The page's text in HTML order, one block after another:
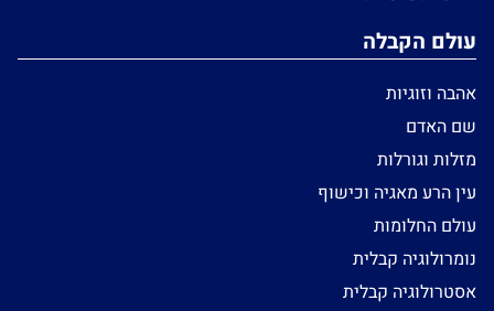
עולם הקבלה
אהבה וזוגיות
שם האדם
מזלות וגורלות
עין הרע מאגיה וכישוף
עולם החלומות
נומרולוגיה קבלית
אסטרולוגיה קבלית